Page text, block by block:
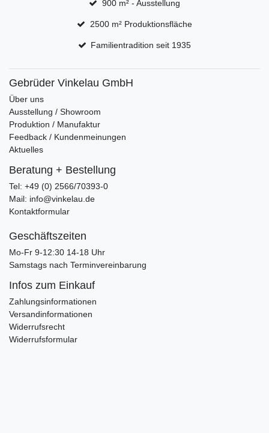
900 m² - Ausstellung
2500 m² Produktionsfläche
Familientradition seit 1935
Gebrüder Vinkelau GmbH
Über uns
Ausstellung / Showroom
Produktion / Manufaktur
Feedback / Kundenmeinungen
Aktuelles
Beratung + Bestellung
Tel: +49 (0) 2566/70393-0
Mail: info@vinkelau.de
Kontaktformular
Geschäftszeiten
Mo-Fr 9-12:30 14-18 Uhr
Samstags nach Terminvereinbarung
Infos zum Einkauf
Zahlungsinformationen
Versandinformationen
Widerrufsrecht
Widerrufsformular